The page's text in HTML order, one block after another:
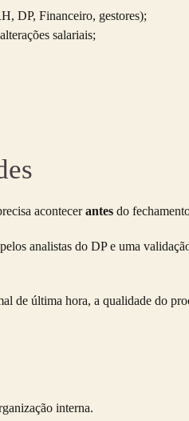
DP, Financeiro, gestores);
salariais;
acontecerantes do
analistas do DP e uma
de última hora, a qualidade do
interna.